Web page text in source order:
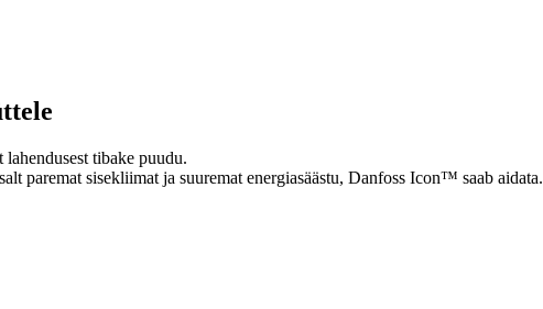
tibake puudu.
paremat sisekliimat ja suuremat energiasäästu, Danfoss Icon™ saab aidata.